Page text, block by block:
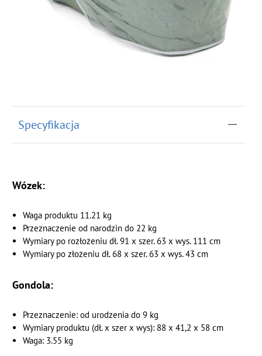
Specyfikacja
Wózek:
Waga produktu 11.21 kg
Przeznaczenie od narodzin do 22 kg
Wymiary po rozłożeniu dł. 91 x szer. 63 x wys. 111 cm
Wymiary po złożeniu dł. 68 x szer. 63 x wys. 43 cm
Gondola:
Przeznaczenie: od urodzenia do 9 kg
Wymiary produktu (dł. x szer x wys): 88 x 41,2 x 58 cm
Waga: 3.55 kg